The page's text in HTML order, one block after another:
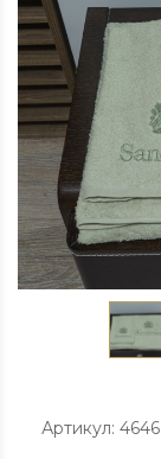
Артикул: 4646